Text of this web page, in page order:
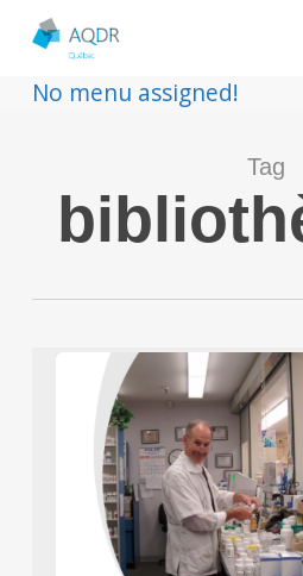
No menu assigned!
Tag